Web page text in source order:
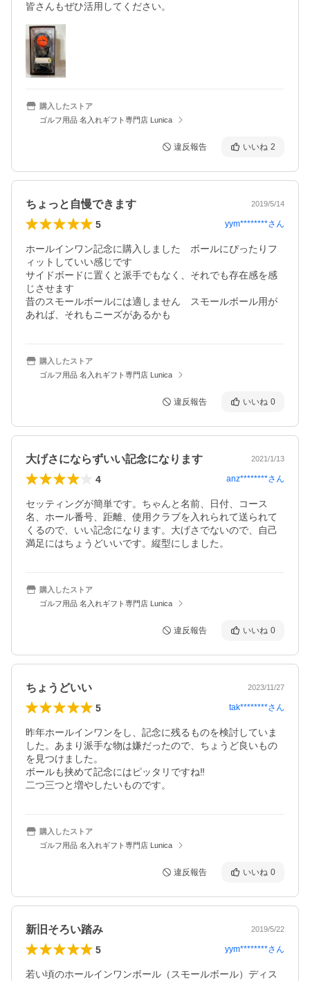
皆さんもぜひ活用してください。
購入したストア
ゴルフ用品 名入れギフト専門店 Lunica
違反報告 いいね 2
ちょっと自慢できます 2019/5/14
5 yym********さん
ホールインワン記念に購入しました　ボールにぴったりフ
ィットしていい感じです
サイドボードに置くと派手でもなく、それでも存在感を感
じさせます
昔のスモールボールには適しません　スモールボール用が
あれば、それもニーズがあるかも
購入したストア
ゴルフ用品 名入れギフト専門店 Lunica
違反報告 いいね 0
大げさにならずいい記念になります 2021/1/13
4 anz********さん
セッティングが簡単です。ちゃんと名前、日付、コース
名、ホール番号、距離、使用クラブを入れられて送られて
くるので、いい記念になります。大げさでないので、自己
満足にはちょうどいいです。縦型にしました。
購入したストア
ゴルフ用品 名入れギフト専門店 Lunica
違反報告 いいね 0
ちょうどいい 2023/11/27
5 tak********さん
昨年ホールインワンをし、記念に残るものを検討していま
した。あまり派手な物は嫌だったので、ちょうど良いもの
を見つけました。
ボールも挟めて記念にはピッタリですね‼️
二つ三つと増やしたいものです。
購入したストア
ゴルフ用品 名入れギフト専門店 Lunica
違反報告 いいね 0
新旧そろい踏み 2019/5/22
5 yym********さん
若い頃のホールインワンボール（スモールボール）ディス